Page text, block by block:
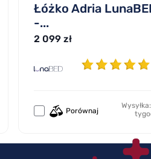
Łóżko Adria
-...
2 099 zł
Porównaj